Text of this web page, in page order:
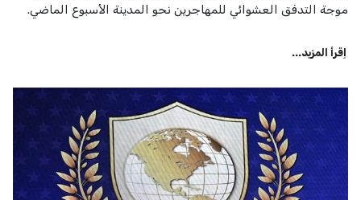
موجة التدفق العشوائي للمهاجرين نحو المدينة الأسبوع الماضي.
اِقرأ المزيد...